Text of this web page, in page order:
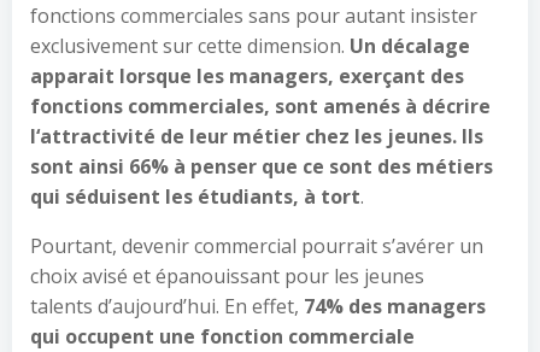
fonctions commerciales sans pour autant insister
exclusivement sur cette dimension. Un décalage
apparait lorsque les managers, exerçant des
fonctions commerciales, sont amenés à décrire
l‘attractivité de leur métier chez les jeunes. Ils
sont ainsi 66% à penser que ce sont des métiers
qui séduisent les étudiants, à tort.
Pourtant, devenir commercial pourrait s’avérer un
choix avisé et épanouissant pour les jeunes
talents d’aujourd’hui. En effet, 74% des managers
qui occupent une fonction commerciale